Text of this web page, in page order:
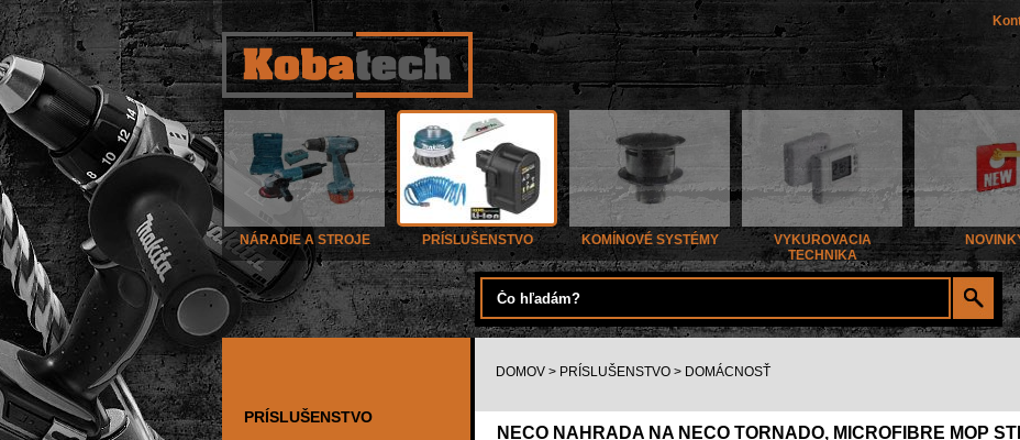
NÁRADIE A STROJE PRÍSLUŠENSTVO KOMÍNOVÉ SYSTÉMY
VYKUROVACIA
TECHNIKA
PRÍSLUŠENSTVO
DOMOV > PRÍSLUŠENSTVO > DOMÁCNOSŤ
NECO NAHRADA NA NECO TORNADO, MICROFIBRE MOP